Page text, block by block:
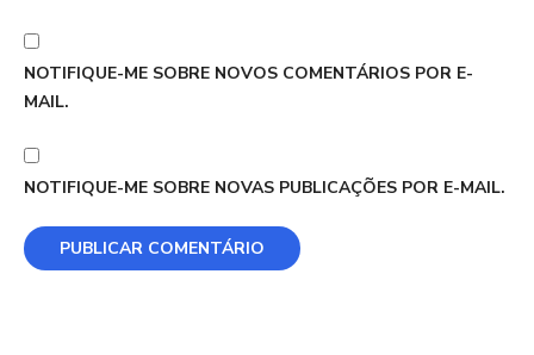
NOTIFIQUE-ME SOBRE NOVOS COMENTÁRIOS POR E-
MAIL.
NOTIFIQUE-ME SOBRE NOVAS PUBLICAÇÕES POR E-MAIL.